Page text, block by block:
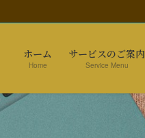
ホーム
Home
サービスのご案内
Service Menu